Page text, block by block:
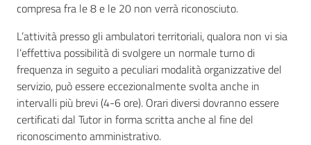
compresa fra le 8 e le 20 non verrà riconosciuto.
L’attività presso gli ambulatori territoriali, qualora non vi sia
l’effettiva possibilità di svolgere un normale turno di
frequenza in seguito a peculiari modalità organizzative del
servizio, può essere eccezionalmente svolta anche in
intervalli più brevi (4-6 ore). Orari diversi dovranno essere
certificati dal Tutor in forma scritta anche al fine del
riconoscimento amministrativo.